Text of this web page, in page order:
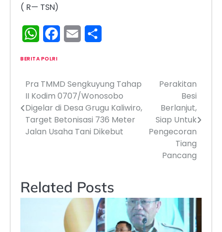
( R— TSN)
WhatsAppFacebook
Email
BERITA POLRI
Navigasi
pos
Pra TMMD Sengkuyung Tahap
II Kodim 0707/Wonosobo
Digelar di Desa Grugu Kaliwiro,
Target Betonisasi 736 Meter
Jalan Usaha Tani Dikebut
Perakitan
Besi
Berlanjut,
Siap Untuk
Pengecoran
Tiang
Pancang
Related Posts